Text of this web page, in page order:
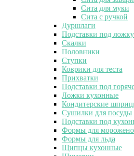
Сита для муки
Сита с ручкой
Дуршлаги
Подставки под ложку
Скалки
Половники
Ступки
Коврики для теста
Прихватки
Подставки под
Ложки кухонные
Кондитерские
Сушилки для посуды
Подставки под
Формы для
Формы для льда
Щипцы кухонные